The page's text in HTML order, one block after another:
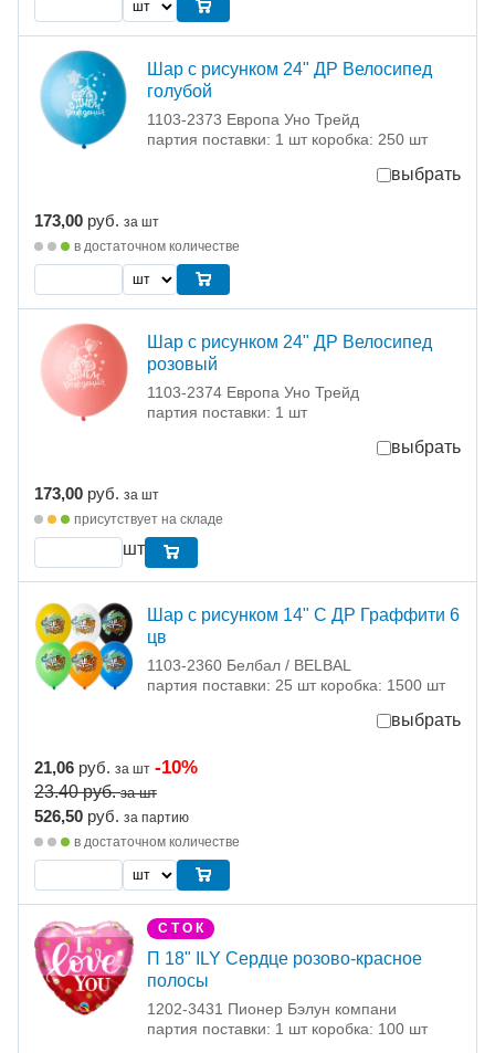
Шар с рисунком 24" ДР Велосипед
голубой
1103-2373 Европа Уно Трейд
партия поставки: 1 шт коробка: 250 шт
выбрать
173,00 руб. за шт
в достаточном количестве
Шар с рисунком 24" ДР Велосипед
розовый
1103-2374 Европа Уно Трейд
партия поставки: 1 шт
выбрать
173,00 руб. за шт
присутствует на складе
шт
Шар с рисунком 14" С ДР Граффити 6
цв
1103-2360 Белбал / BELBAL
партия поставки: 25 шт коробка: 1500 шт
выбрать
21,06 руб. за шт -10%
23.40руб. за шт
526,50 руб. за партию
в достаточном количестве
С Т О К
П 18" ILY Сердце розово-красное
полосы
1202-3431 Пионер Бэлун компани
партия поставки: 1 шт коробка: 100 шт